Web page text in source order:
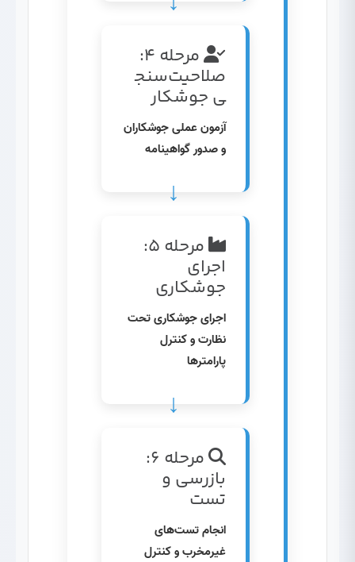
مرحله ۴:
صلاحیت‌سنج
ی جوشکار
آزمون عملی جوشکاران
و صدور گواهینامه
مرحله ۵:
اجرای
جوشکاری
اجرای جوشکاری تحت
نظارت و کنترل
پارامترها
مرحله ۶:
بازرسی و
تست
انجام تست‌های
غیرمخرب و کنترل